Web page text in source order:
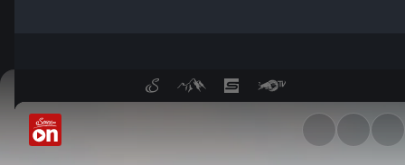
Amur - Asiens Amazonas: